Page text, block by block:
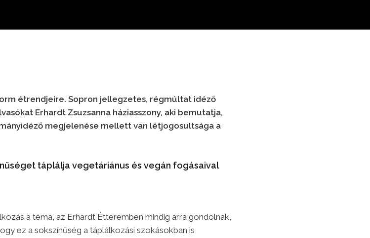
étrendjeire. Sopron jellegzetes, régmúltat idéző
Erhardt Zsuzsanna háziasszony, aki bemutatja,
megjelenése mellett van létjogosultsága a
táplálja vegetáriánus és vegán fogásaival
a téma, az Erhardt Étteremben mindig arra gondolnak,
ez a sokszínűség a táplálkozási szokásokban is